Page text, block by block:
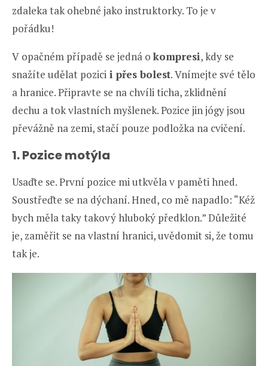
zdaleka tak ohebné jako instruktorky. To je v
pořádku!
V opačném případě se jedná o kompresi, kdy se
snažíte udělat pozici i přes bolest. Vnímejte své tělo
a hranice. Připravte se na chvíli ticha, zklidnění
dechu a tok vlastních myšlenek. Pozice jin jógy jsou
převážně na zemi, stačí pouze podložka na cvičení.
1.Pozice motýla
Usaďte se. První pozice mi utkvěla v paměti hned.
Soustřeďte se na dýchaní. Hned, co mě napadlo: “Kéž
bych měla taky takový hluboký předklon.” Důležité
je, zaměřit se na vlastní hranici, uvědomit si, že tomu
tak je.